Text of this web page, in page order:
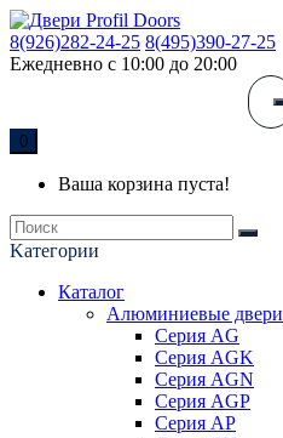
8(926)282-24-25 8(495)390-27-25
Ежедневно с 10:00 до 20:00
0
Ваша корзина пуста!
Kатегории
Каталог
Алюминиевые двери
Серия AG
Серия AGK
Серия AGN
Серия AGP
Серия AP